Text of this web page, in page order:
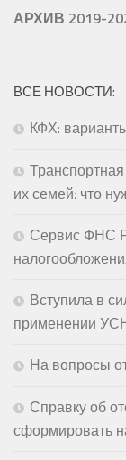
АРХИВ 2019-
ВСЕ НОВОСТИ:
КФХ:
их семей: что
Сервис ФНС
Вступила в
применении
На вопросы
Справку об
сформировать